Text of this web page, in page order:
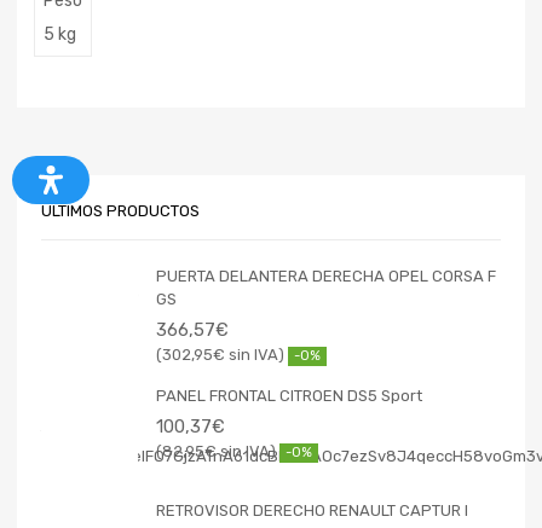
5 kg
ÚLTIMOS PRODUCTOS
PUERTA DELANTERA DERECHA OPEL CORSA F
GS
366,57€
302,95€ -0%
PANEL FRONTAL CITROEN DS5 Sport
100,37€
82,95€ -0%
RETROVISOR DERECHO RENAULT CAPTUR I